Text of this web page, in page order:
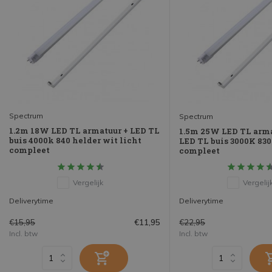
Spectrum
1.2m 18W LED TL armatuur + LED TL
buis 4000k 840 helder wit licht
compleet
Vergelijk
Deliverytime
€15,95 €11,95
Incl. btw
Spectrum
1.5m 25W LED TL
LED TL buis 3000K
compleet
Deliverytime
€22,95
Incl. btw